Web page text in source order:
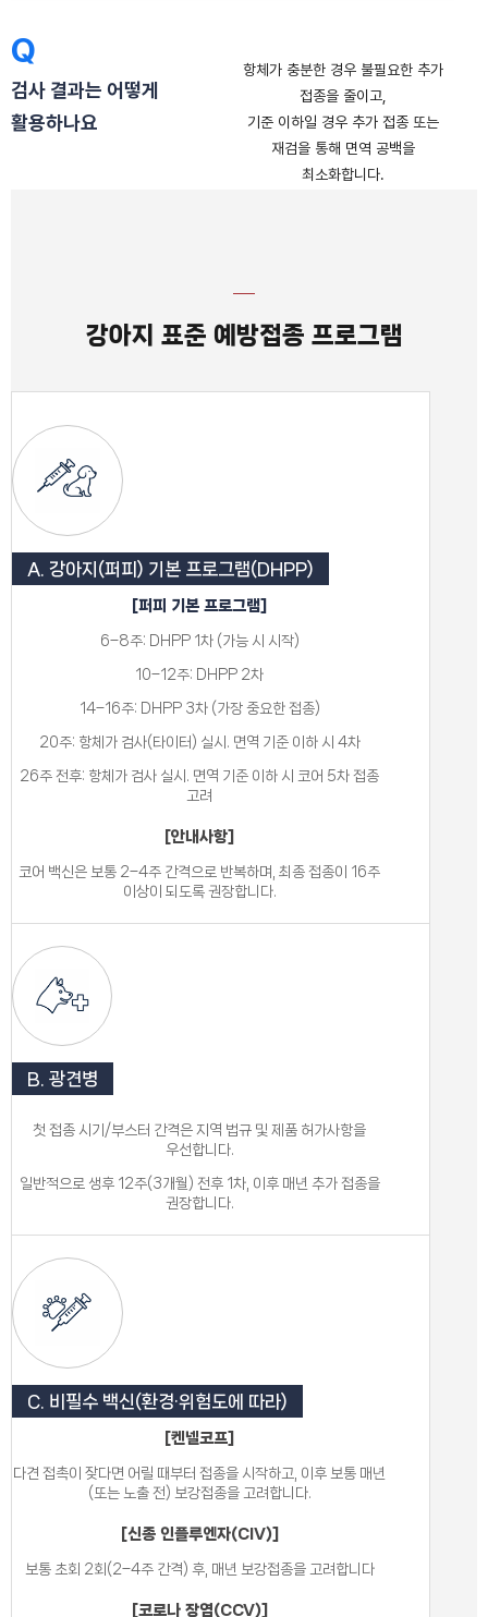
Q
검사 결과는 어떻게
활용하나요
항체가 충분한 경우 불필요한 추가
접종을 줄이고,
기준 이하일 경우 추가 접종 또는
재검을 통해 면역 공백을
최소화합니다.
강아지 표준 예방접종 프로그램
A. 강아지(퍼피) 기본 프로그램(DHPP)
[퍼피 기본 프로그램]
6–8주: DHPP 1차 (가능 시 시작)
10–12주: DHPP 2차
14–16주: DHPP 3차 (가장 중요한 접종)
20주: 항체가 검사(타이터) 실시. 면역 기준 이하 시 4차
26주 전후: 항체가 검사 실시. 면역 기준 이하 시 코어 5차 접종
고려
[안내사항]
코어 백신은 보통 2–4주 간격으로 반복하며, 최종 접종이 16주
이상이 되도록 권장합니다.
B. 광견병
첫 접종 시기/부스터 간격은 지역 법규 및 제품 허가사항을
우선합니다.
일반적으로 생후 12주(3개월) 전후 1차, 이후 매년 추가 접종을
권장합니다.
C. 비필수 백신(환경·위험도에 따라)
[켄넬코프]
다견 접촉이 잦다면 어릴 때부터 접종을 시작하고, 이후 보통 매년
(또는 노출 전) 보강접종을 고려합니다.
[신종 인플루엔자(CIV)]
보통 초회 2회(2–4주 간격) 후, 매년 보강접종을 고려합니다
[코로나 장염(CCV)]